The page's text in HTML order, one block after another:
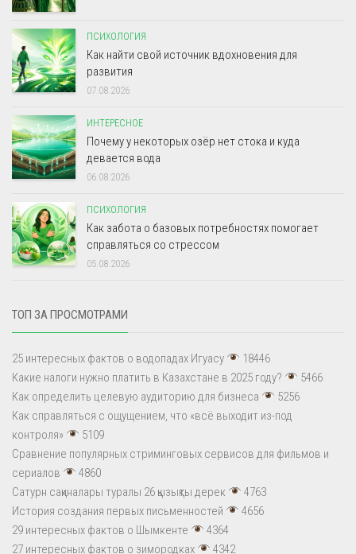
ПСИХОЛОГИЯ
Как найти свой источник вдохновения для
развития
07.08.2026
ИНТЕРЕСНОЕ
Почему у некоторых озёр нет стока и куда
девается вода
06.08.2026
ПСИХОЛОГИЯ
Как забота о базовых потребностях помогает
справляться со стрессом
05.08.2026
ТОП ЗА ПРОСМОТРАМИ
25 интересных фактов о водопадах Игуасу
18446
Какие налоги нужно платить в Казахстане в 2025 году?
5466
Как определить целевую аудиторию для бизнеса
5256
Как справляться с ощущением, что «всё выходит из-под
контроля»
5109
Сравнение популярных стриминговых сервисов для фильмов и
сериалов
4860
Сатурн сақиналары туралы 26 қызықты дерек
4763
История создания первых письменностей
4656
29 интересных фактов о Шымкенте
4364
27 интересных фактов о зимородках
4342